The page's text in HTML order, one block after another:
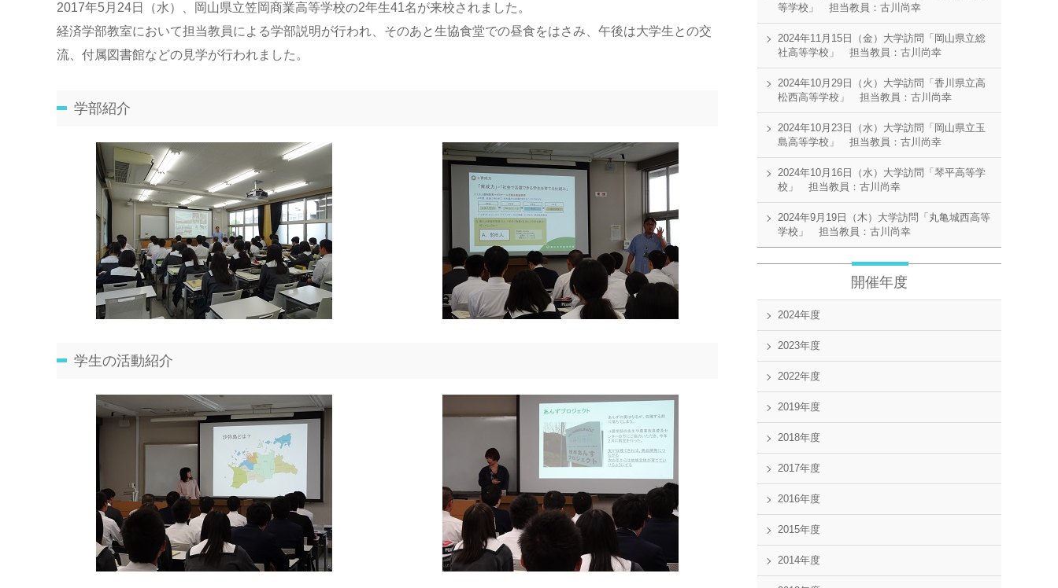
2017年5月24日（水）、岡山県立笠岡商業高等学校の2年生41名が来校されました。
経済学部教室において担当教員による学部説明が行われ、そのあと生協食堂での昼食をはさみ、午後は大学生との交
流、付属図書館などの見学が行われました。
学部紹介
学生の活動紹介
等学校」 担当教員：古川尚幸
2024年11月15日（金）大学訪問「岡山県立総
社高等学校」 担当教員：古川尚幸
2024年10月29日（火）大学訪問「香川県立高
松西高等学校」 担当教員：古川尚幸
2024年10月23日（水）大学訪問「岡山県立玉
島高等学校」 担当教員：古川尚幸
2024年10月16日（水）大学訪問「琴平高等学
校」 担当教員：古川尚幸
2024年9月19日（木）大学訪問「丸亀城西高等
学校」 担当教員：古川尚幸
開催年度
2024年度
2023年度
2022年度
2019年度
2018年度
2017年度
2016年度
2015年度
2014年度